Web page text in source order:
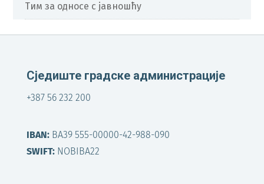
Тим за односе с јавношћу
Сједиште градске администрације
+387 56 232 200
IBAN:BA39 555-00000-42-988-090
SWIFT:NOBIBA22